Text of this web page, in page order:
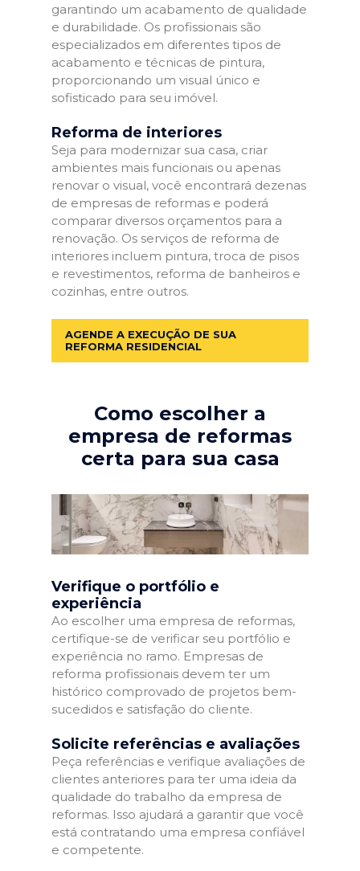
garantindo um acabamento de qualidade
e durabilidade. Os profissionais são
especializados em diferentes tipos de
acabamento e técnicas de pintura,
proporcionando um visual único e
sofisticado para seu imóvel.
Reforma de interiores
Seja para modernizar sua casa, criar
ambientes mais funcionais ou apenas
renovar o visual, você encontrará dezenas
de empresas de reformas e poderá
comparar diversos orçamentos para a
renovação. Os serviços de reforma de
interiores incluem pintura, troca de pisos
e revestimentos, reforma de banheiros e
cozinhas, entre outros.
AGENDE A EXECUÇÃO DE SUA
REFORMA RESIDENCIAL
Como escolher a
empresa de reformas
certa para sua casa
Verifique o portfólio e
experiência
Ao escolher uma empresa de reformas,
certifique-se de verificar seu portfólio e
experiência no ramo. Empresas de
reforma profissionais devem ter um
histórico comprovado de projetos bem-
sucedidos e satisfação do cliente.
Solicite referências e avaliações
Peça referências e verifique avaliações de
clientes anteriores para ter uma ideia da
qualidade do trabalho da empresa de
reformas. Isso ajudará a garantir que você
está contratando uma empresa confiável
e competente.